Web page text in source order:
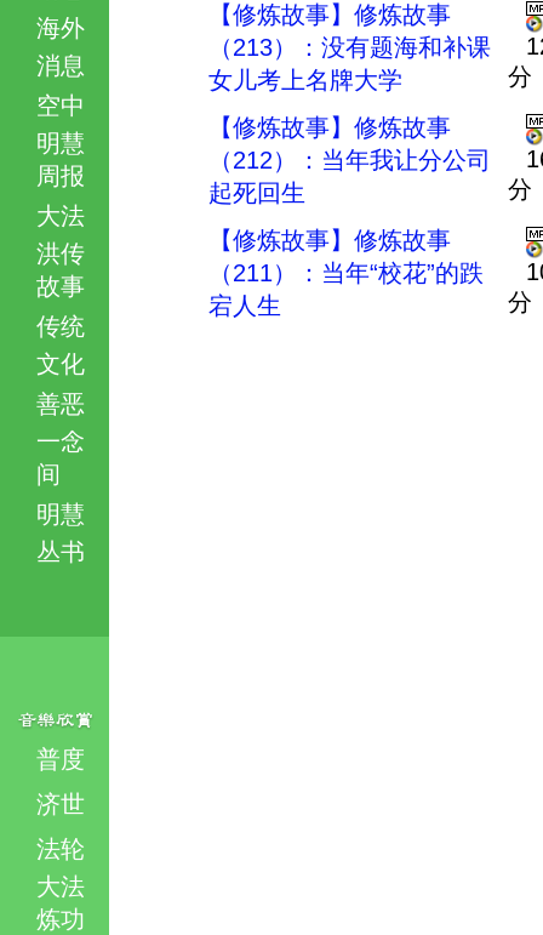
海外
消息
空中
明慧
周报
大法
洪传
故事
传统
文化
善恶
一念
间
明慧
丛书
普度
济世
法轮
大法
炼功
【修炼故事】修炼故事
（213）：没有题海和补课
女儿考上名牌大学
分
【修炼故事】修炼故事
（212）：当年我让分公司
起死回生
分
【修炼故事】修炼故事
（211）：当年“校花”的跌
宕人生
分